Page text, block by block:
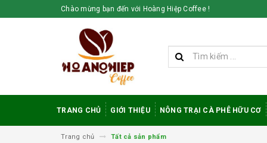
Chào mừng bạn đến với Hoàng Hiệp Coffee !
TRANG CHỦ GIỚI THIỆU NÔNG TRẠI CÀ PHÊ HỮU CƠ
Trang chủ Tất cả sản phẩm